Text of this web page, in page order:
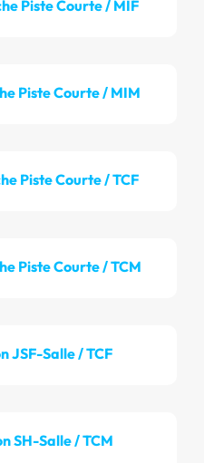
Piste Courte / MIF
Piste Courte / MIM
Piste Courte / TCF
Piste Courte / TCM
JSF-Salle / TCF
SH-Salle / TCM